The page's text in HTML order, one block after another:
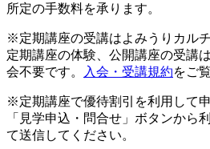
所定の手数料を承ります。
※定期講座の受講はよみうりカル
定期講座の体験、公開講座の受講
会不要です。
入会・受講規約をご
※定期講座で優待割引を利用して
「見学申込・問合せ」ボタンから
て送信してください。